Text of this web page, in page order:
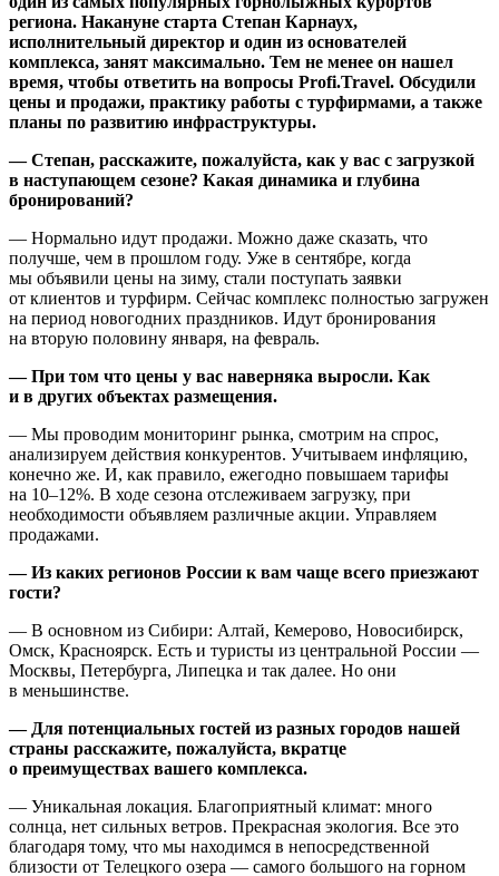
региона. Накануне старта Степан Карнаух,
исполнительный директор и один из основателей
комплекса, занят максимально. Тем не менее он нашел
время, чтобы ответить на вопросы Profi.Travel. Обсудили
цены и продажи, практику работы с турфирмами, а также
планы по развитию инфраструктуры.
— Степан, расскажите, пожалуйста, как у вас с загрузкой
в наступающем сезоне? Какая динамика и глубина
бронирований?
— Нормально идут продажи. Можно даже сказать, что
получше, чем в прошлом году. Уже в сентябре, когда
мы объявили цены на зиму, стали поступать заявки
от клиентов и турфирм. Сейчас комплекс полностью загружен
на период новогодних праздников. Идут бронирования
на вторую половину января, на февраль.
— При том что цены у вас наверняка выросли. Как
и в других объектах размещения.
— Мы проводим мониторинг рынка, смотрим на спрос,
анализируем действия конкурентов. Учитываем инфляцию,
конечно же. И, как правило, ежегодно повышаем тарифы
на 10–12%. В ходе сезона отслеживаем загрузку, при
необходимости объявляем различные акции. Управляем
продажами.
— Из каких регионов России к вам чаще всего приезжают
гости?
— В основном из Сибири: Алтай, Кемерово, Новосибирск,
Омск, Красноярск. Есть и туристы из центральной России —
Москвы, Петербурга, Липецка и так далее. Но они
в меньшинстве.
— Для потенциальных гостей из разных городов нашей
страны расскажите, пожалуйста, вкратце
о преимуществах вашего комплекса.
— Уникальная локация. Благоприятный климат: много
солнца, нет сильных ветров. Прекрасная экология. Все это
благодаря тому, что мы находимся в непосредственной
близости от Телецкого озера — самого большого на горном